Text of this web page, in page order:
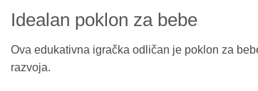
Idealan poklon za bebe
Ova edukativna igračka odličan je poklon za
razvoja.